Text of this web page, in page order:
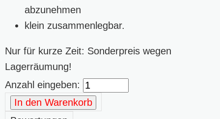
abzunehmen
klein zusammenlegbar.
Nur für kurze Zeit: Sonderpreis wegen
Lagerräumung!
Anzahl eingeben:
In den Warenkorb